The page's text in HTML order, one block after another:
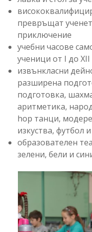
превръщат
приключение
учебни часове
ученици от I до XII
извънкласни
разширена
подготовка,
аритметика,
hop танци,
изкуства, футбол
образователен
зелени, бели и